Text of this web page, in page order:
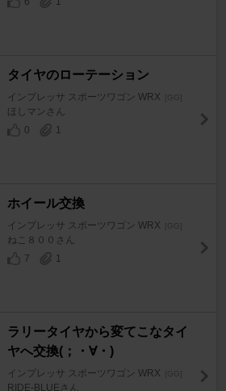
タイヤのローテーション
インプレッサ スポーツワゴン WRX [GG]
ほしマンさん
0
1
ホイール交換
インプレッサ スポーツワゴン WRX [GG]
ねこ８００さん
7
1
ラリータイヤから変てこなタイ
ヤへ交換(；・∀・)
インプレッサ スポーツワゴン WRX [GG]
RIDE-BLUEさん